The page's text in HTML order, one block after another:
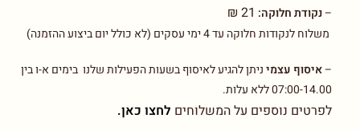
–נקודת חלוקה: 21 ₪
משלוח לנקודות חלוקה עד 4 ימי עסקים (לא כולל יום ביצוע ההזמנה)
–איסוף עצמיניתן להגיע לאיסוף בשעות הפעילות שלנו בימים א-ו בין
07:00-14.00 ללא עלות.
לפרטים נוספים על המשלוחים לחצו כאן.